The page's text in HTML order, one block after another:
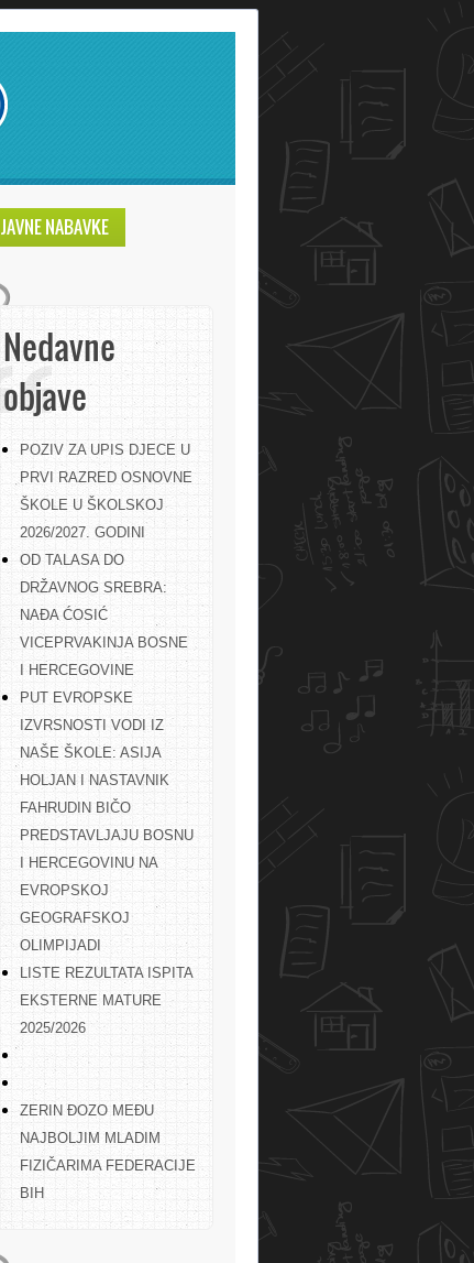
JAVNE NABAVKE
Nedavne
objave
POZIV ZA UPIS DJECE U
PRVI RAZRED OSNOVNE
ŠKOLE U ŠKOLSKOJ
2026/2027. GODINI
OD TALASA DO
DRŽAVNOG SREBRA:
NAĐA ĆOSIĆ
VICEPRVAKINJA BOSNE
I HERCEGOVINE
PUT EVROPSKE
IZVRSNOSTI VODI IZ
NAŠE ŠKOLE: ASIJA
HOLJAN I NASTAVNIK
FAHRUDIN BIČO
PREDSTAVLJAJU BOSNU
I HERCEGOVINU NA
EVROPSKOJ
GEOGRAFSKOJ
OLIMPIJADI
LISTE REZULTATA ISPITA
EKSTERNE MATURE
2025/2026
ZERIN ĐOZO MEĐU
NAJBOLJIM MLADIM
FIZIČARIMA FEDERACIJE
BIH